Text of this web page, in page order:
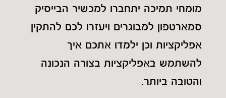
מומחי תמיכה יתחברו למכשיר הבייסיק
סמארטפון למבוגרים ויעזרו לכם להתקין
אפליקציות וכן ילמדו אתכם איך
להשתמש באפליקציות בצורה הנכונה
והטובה ביותר.